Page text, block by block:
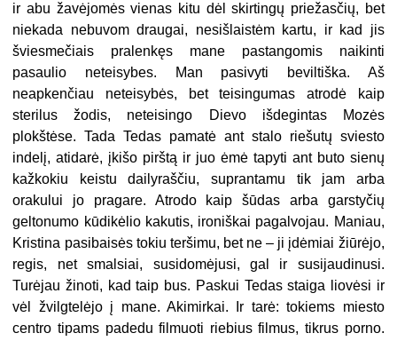
ir abu žavėjomės vienas kitu dėl skirtingų priežasčių, bet
niekada nebuvom draugai, nesišlaistėm kartu, ir kad jis
šviesmečiais pralenkęs mane pastangomis naikinti
pasaulio neteisybes. Man pasivyti beviltiška. Aš
neapkenčiau neteisybės, bet teisingumas atrodė kaip
sterilus žodis, neteisingo Dievo išdegintas Mozės
plokštėse. Tada Tedas pamatė ant stalo riešutų sviesto
indelį, atidarė, įkišo pirštą ir juo ėmė tapyti ant buto sienų
kažkokiu keistu dailyraščiu, suprantamu tik jam arba
orakului jo pragare. Atrodo kaip šūdas arba garstyčių
geltonumo kūdikėlio kakutis, ironiškai pagalvojau. Maniau,
Kristina pasibaisės tokiu teršimu, bet ne – ji įdėmiai žiūrėjo,
regis, net smalsiai, susidomėjusi, gal ir susijaudinusi.
Turėjau žinoti, kad taip bus. Paskui Tedas staiga liovėsi ir
vėl žvilgtelėjo į mane. Akimirkai. Ir tarė: tokiems miesto
centro tipams padedu filmuoti riebius filmus, tikrus porno.